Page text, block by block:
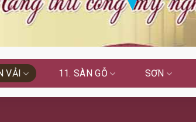
VẢI 11. SÀN GỖ SƠN